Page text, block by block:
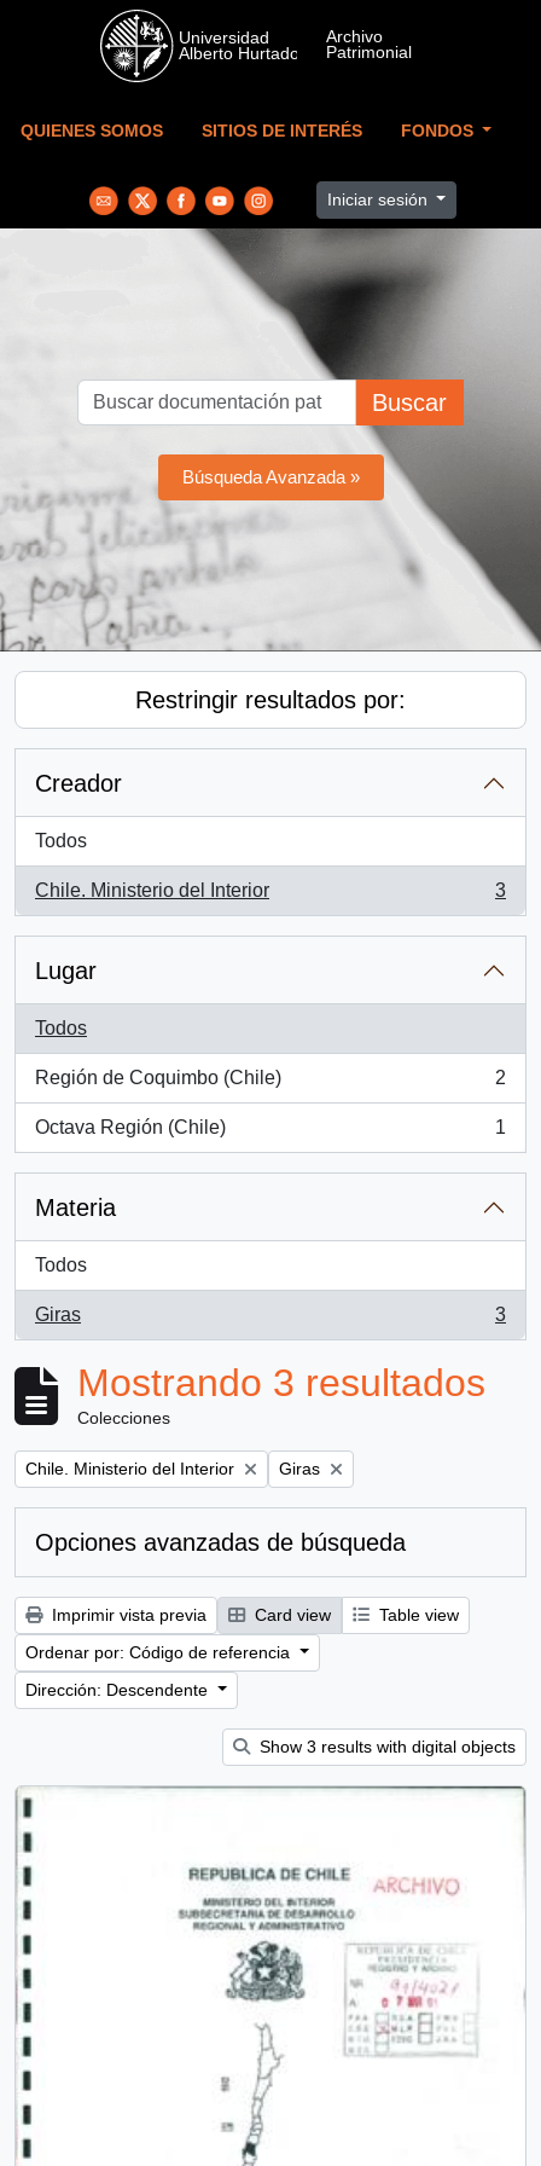
Skip to main content
QUIENES SOMOS SITIOS DE INTERÉS FONDOS
Iniciar sesión
Buscar
Búsqueda Avanzada »
Restringir resultados por:
Creador
Todos
Chile. Ministerio del Interior
, 3 resultados
3
Lugar
Todos
Región de Coquimbo (Chile)
, 2 resultados
2
Octava Región (Chile)
, 1 resultados
1
Materia
Todos
Giras
, 3 resultados
3
Mostrando 3 resultados
Colecciones
Remove filter:
Chile. Ministerio del Interior Remove filter:
Giras
Opciones avanzadas de búsqueda
Imprimir vista previa Card view
Table view
Ordenar por: Código de referencia
Dirección: Descendente
Show 3 results with digital objects